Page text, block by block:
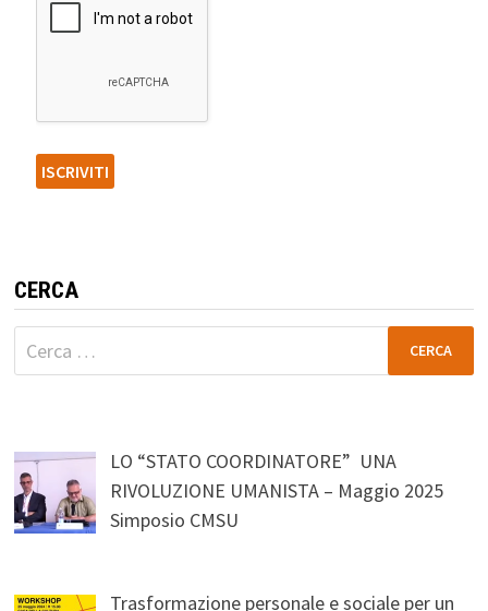
CERCA
Ricerca
per:
LO “STATO COORDINATORE” UNA
RIVOLUZIONE UMANISTA – Maggio 2025
Simposio CMSU
Trasformazione personale e sociale per un